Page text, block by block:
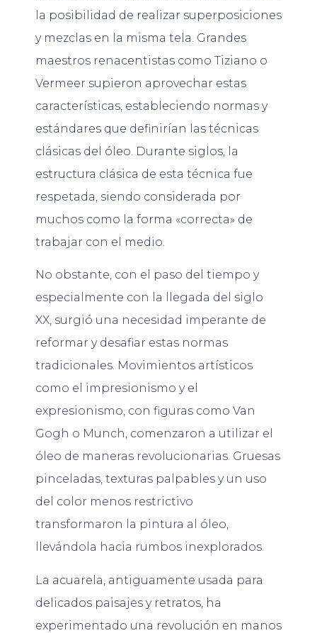
la posibilidad de realizar superposiciones
y mezclas en la misma tela. Grandes
maestros renacentistas como Tiziano o
Vermeer supieron aprovechar estas
características, estableciendo normas y
estándares que definirían las técnicas
clásicas del óleo. Durante siglos, la
estructura clásica de esta técnica fue
respetada, siendo considerada por
muchos como la forma «correcta» de
trabajar con el medio.
No obstante, con el paso del tiempo y
especialmente con la llegada del siglo
XX, surgió una necesidad imperante de
reformar y desafiar estas normas
tradicionales. Movimientos artísticos
como el impresionismo y el
expresionismo, con figuras como Van
Gogh o Munch, comenzaron a utilizar el
óleo de maneras revolucionarias. Gruesas
pinceladas, texturas palpables y un uso
del color menos restrictivo
transformaron la pintura al óleo,
llevándola hacia rumbos inexplorados.
La acuarela, antiguamente usada para
delicados paisajes y retratos, ha
experimentado una revolución en manos